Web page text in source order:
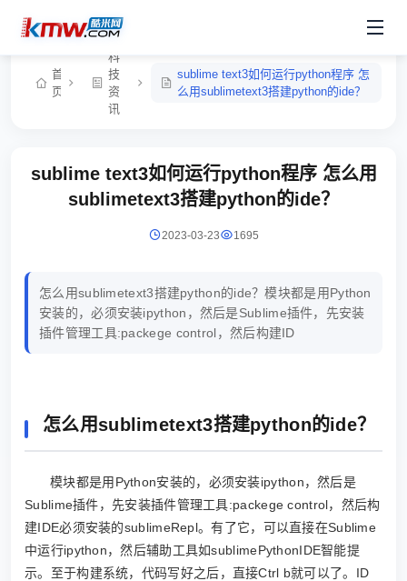
首
页
科
技
资
讯
sublime text3如何运行python程序 怎
么用sublimetext3搭建python的ide？
sublime text3如何运行python程序 怎么用
sublimetext3搭建python的ide？
2023-03-23 1695
怎么用sublimetext3搭建python的ide？模块都是用Python
安装的，必须安装ipython，然后是Sublime插件，先安装
插件管理工具:packege control，然后构建ID
怎么用sublimetext3搭建python的ide？
模块都是用Python安装的，必须安装ipython，然后是
Sublime插件，先安装插件管理工具:packege control，然后构
建IDE必须安装的sublimeRepl。有了它，可以直接在Sublime
中运行ipython，然后辅助工具如sublimePythonIDE智能提
示。至于构建系统，代码写好之后，直接Ctrl b就可以了。ID